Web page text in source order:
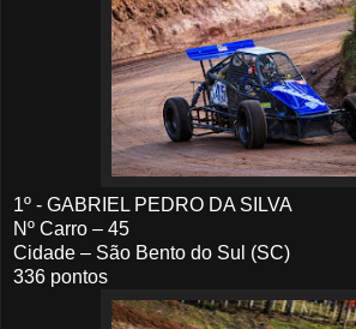
1º - GABRIEL PEDRO DA SILVA
Nº Carro – 45
Cidade – São Bento do Sul (SC)
336 pontos